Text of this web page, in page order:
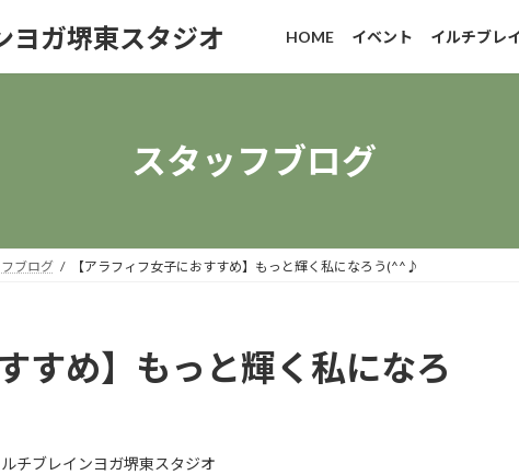
ヨガ堺東スタジオ HOME イベント イルチブレ
スタッフブログ
ブログ 【アラフィフ女子におすすめ】もっと輝く私になろう(^^♪
すめ】もっと輝く私になろ
チブレインヨガ堺東スタジオ